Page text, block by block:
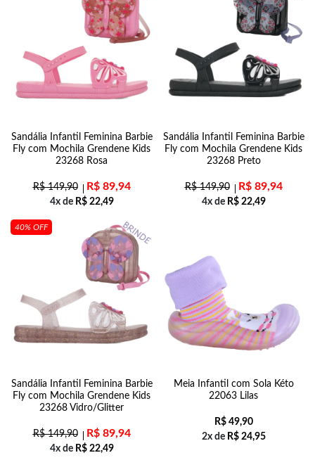
Sandália Infantil Feminina Barbie
Fly com Mochila Grendene Kids
23268 Rosa
R$149,90 R$89,94
4x de R$22,49
Sandália Infantil Feminina Barbie
Fly com Mochila Grendene Kids
23268 Preto
R$149,90 R$89,94
4x de R$22,49
40% OFF
Sandália Infantil Feminina Barbie
Fly com Mochila Grendene Kids
23268 Vidro/Glitter
R$149,90 R$89,94
4x de R$22,49
Meia Infantil com Sola Kéto
22063 Lilas
R$49,90
2x de R$24,95